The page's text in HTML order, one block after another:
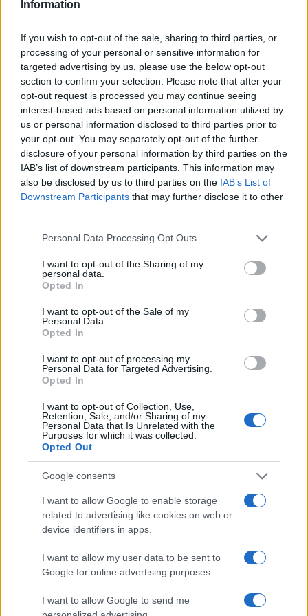
Information
If you wish to opt-out of the sale, sharing to third parties, or
processing of your personal or sensitive information for
targeted advertising by us, please use the below opt-out
section to confirm your selection. Please note that after your
opt-out request is processed you may continue seeing
interest-based ads based on personal information utilized by
us or personal information disclosed to third parties prior to
your opt-out. You may separately opt-out of the further
disclosure of your personal information by third parties on the
IAB’s list of downstream participants. This information may
also be disclosed by us to third parties on the IAB’s List of
Downstream Participants that may further disclose it to other
Please note that this website/app uses one or more Google
not limited to your visit or usage behaviour. You may click to
grant or deny consent to Google and its third-party tags to
use your data for below specified purposes in below Google
consent section.
Personal Data Processing Opt Outs
I want to opt-out of the Sharing of my
personal data.
Opted In
I want to opt-out of the Sale of my
Personal Data.
Opted In
I want to opt-out of processing my
Personal Data for Targeted Advertising.
Opted In
I want to opt-out of Collection, Use,
Retention, Sale, and/or Sharing of my
Personal Data that Is Unrelated with the
Purposes for which it was collected.
Opted Out
Google consents
I want to allow Google to enable storage
related to advertising like cookies on web or
device identifiers in apps.
I want to allow my user data to be sent to
Google for online advertising purposes.
I want to allow Google to send me
Πολιτική Απορρήτου
της Google.
ΕΛΕΝΑ ΤΣΑΓΚΡΙΝΟΥ
ΛΑΜΠΡΟΣ ΚΩΝΣΤΑΝΤΑΡΑΣ
Share:
Ακολουθήστε το Νewsit.gr στοGoogle Newsκαι
ενημερωθείτε πρώτοι για όλη την ειδησεογραφία και τα
τελευταία νέα
της ημέρας
Πιο δημοφιλή
Αυγερινός, Μουτσάτσου και ακόμη 20
πρώην στελέχη κατά Καρυστιανού: «Δεν
αποχωρήσαμε για καρέκλες», αιχμές για
Στη Βρετανία στελέχη του ελληνικού FBI
για να παραλάβουν την 46χρονη για την
θα ακολουθηθεί
Ψάθα: «Δεν υπήρξε τεχνικό πρόβλημα με
χειριστής και ο Έλληνας διερμηνέας
Μητσοτάκης στην υπογραφή συμφωνίας
για την ηλεκτρική διασύνδεση Ελλάδας –
Κύπρου: «Ισχυρή ψήφος εμπιστοσύνης» η
είσοδος της Meridiam στην GSI
«Βαριά καμπάνα» στον 27χρονο τράπερ
που έτρεχε με 182 χιλιόμετρα την ώρα σε
δρόμο με όριο τα 80
Πιο σχολιασμένα
Καρυστιανού - Η επόμενη μέρα για την
«Ελπίδα για τη Δημοκρατία»